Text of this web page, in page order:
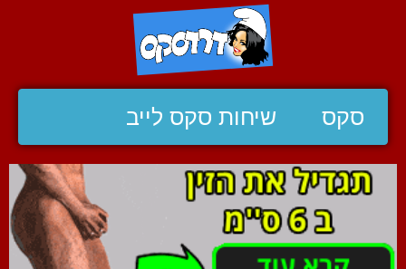
סקס שיחות סקס לייב